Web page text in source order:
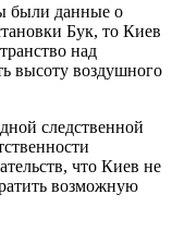
были данные о
Бук, то Киев
над
высоту воздушного
следственной
что Киев не
возможную